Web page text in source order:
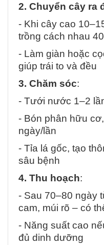
2. Chuyển cây ra
- Khi cây cao
trồng cách nhau
- Làm giàn hoặc
giúp trái to và đều
3. Chăm sóc:
- Tưới nước 1–2
- Bón phân hữu
ngày/lần
- Tỉa lá gốc, tạo
sâu bệnh
4. Thu hoạch:
- Sau 70–80 ngày
cam, múi rõ – có
- Năng suất cao
đủ dinh dưỡng